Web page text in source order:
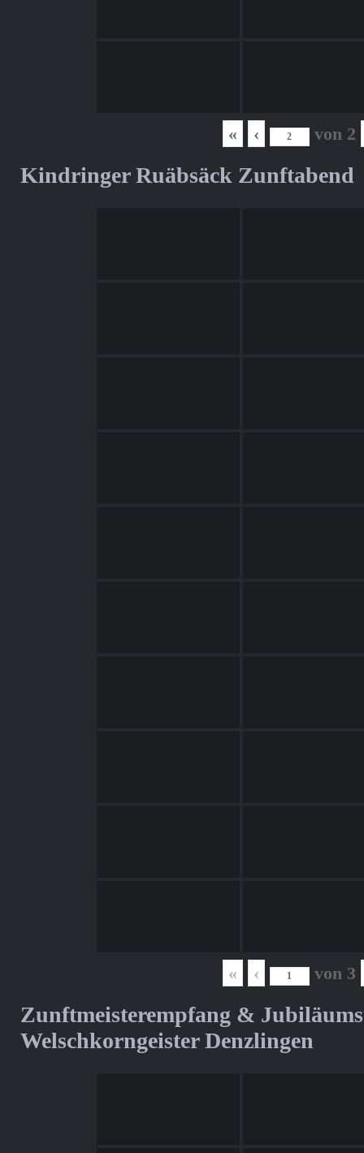
« ‹ von 2
Kindringer Ruäbsäck Zunftabend
« ‹ von 3
Zunftmeisterempfang &
Welschkorngeister Denzlingen